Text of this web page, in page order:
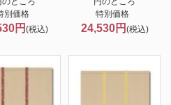
別価格
円(税込)
特別価格
24,530円 (税込)